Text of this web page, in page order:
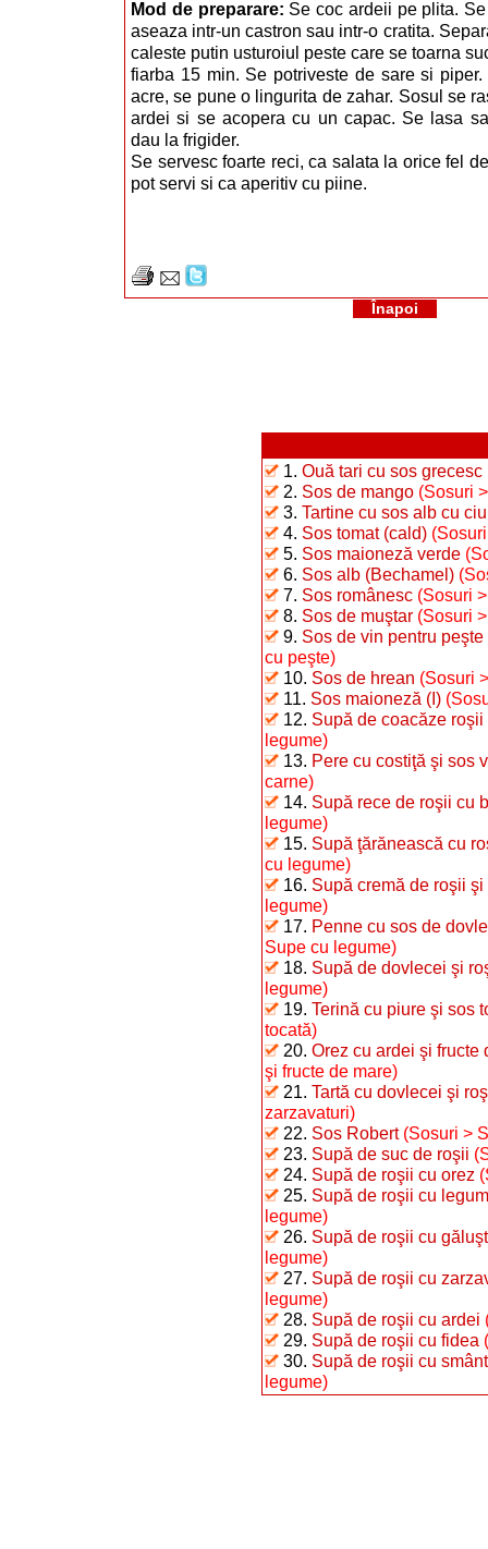
Mod de preparare: Se coc ardeii pe plita.
aseaza intr-un castron sau intr-o cratita.
caleste putin usturoiul peste care se toarna
fiarba 15 min. Se potriveste de sare si
acre, se pune o lingurita de zahar. Sosul se
ardei si se acopera cu un capac. Se lasa
dau la frigider.
Se servesc foarte reci, ca salata la orice fel
pot servi si ca aperitiv cu piine.
Înapoi
1. Ouă tari cu sos grecesc
2. Sos de mango (Sosuri
3. Tartine cu sos alb cu
4. Sos tomat (cald)
5. Sos maioneză verde
6. Sos alb (Bechamel)
7. Sos românesc (Sosuri
8. Sos de muştar (Sosuri
9. Sos de vin pentru peşte
cu peşte)
10. Sos de hrean (Sosuri
11. Sos maioneză (I)
12. Supă de coacăze roşii
legume)
13. Pere cu costiţă şi sos
carne)
14. Supă rece de roşii cu
legume)
15. Supă ţărănească cu
cu legume)
16. Supă cremă de roşii şi
legume)
17. Penne cu sos de
Supe cu legume)
18. Supă de dovlecei şi
legume)
19. Terină cu piure şi sos
tocată)
20. Orez cu ardei şi fructe
şi fructe de mare)
21. Tartă cu dovlecei şi
zarzavaturi)
22. Sos Robert (Sosuri >
23. Supă de suc de roşii
24. Supă de roşii cu orez
25. Supă de roşii cu
legume)
26. Supă de roşii cu
legume)
27. Supă de roşii cu
legume)
28. Supă de roşii cu ardei
29. Supă de roşii cu fidea
30. Supă de roşii cu
legume)